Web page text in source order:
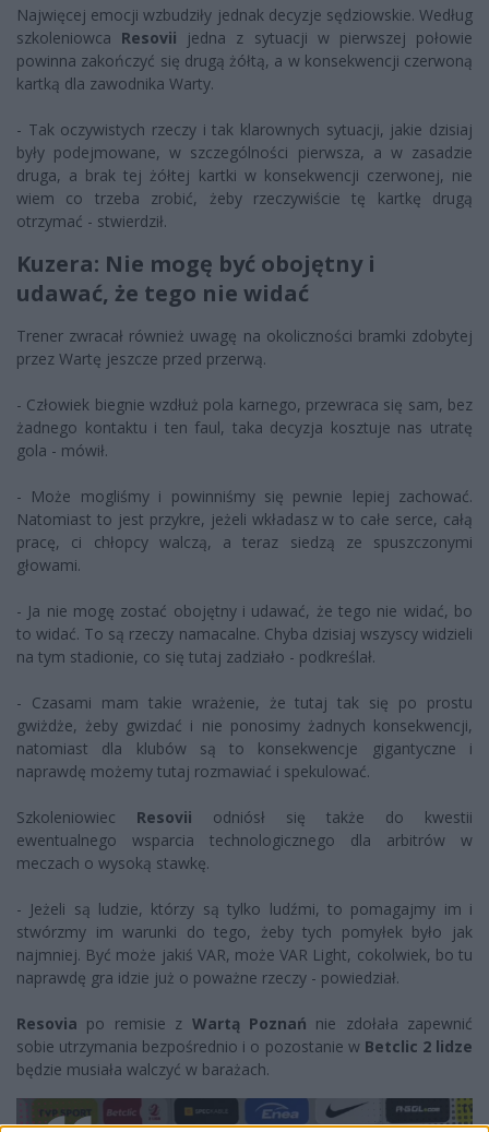
Najwięcej emocji wzbudziły jednak decyzje sędziowskie. Według
szkoleniowca Resovii jedna z sytuacji w pierwszej połowie
powinna zakończyć się drugą żółtą, a w konsekwencji czerwoną
kartką dla zawodnika Warty.
- Tak oczywistych rzeczy i tak klarownych sytuacji, jakie dzisiaj
były podejmowane, w szczególności pierwsza, a w zasadzie
druga, a brak tej żółtej kartki w konsekwencji czerwonej, nie
wiem co trzeba zrobić, żeby rzeczywiście tę kartkę drugą
otrzymać - stwierdził.
Kuzera: Nie mogę być obojętny i
udawać, że tego nie widać
Trener zwracał również uwagę na okoliczności bramki zdobytej
przez Wartę jeszcze przed przerwą.
- Człowiek biegnie wzdłuż pola karnego, przewraca się sam, bez
żadnego kontaktu i ten faul, taka decyzja kosztuje nas utratę
gola - mówił.
- Może mogliśmy i powinniśmy się pewnie lepiej zachować.
Natomiast to jest przykre, jeżeli wkładasz w to całe serce, całą
pracę, ci chłopcy walczą, a teraz siedzą ze spuszczonymi
głowami.
- Ja nie mogę zostać obojętny i udawać, że tego nie widać, bo
to widać. To są rzeczy namacalne. Chyba dzisiaj wszyscy widzieli
na tym stadionie, co się tutaj zadziało - podkreślał.
- Czasami mam takie wrażenie, że tutaj tak się po prostu
gwiżdże, żeby gwizdać i nie ponosimy żadnych konsekwencji,
natomiast dla klubów są to konsekwencje gigantyczne i
naprawdę możemy tutaj rozmawiać i spekulować.
Szkoleniowiec Resovii odniósł się także do kwestii
ewentualnego wsparcia technologicznego dla arbitrów w
meczach o wysoką stawkę.
- Jeżeli są ludzie, którzy są tylko ludźmi, to pomagajmy im i
stwórzmy im warunki do tego, żeby tych pomyłek było jak
najmniej. Być może jakiś VAR, może VAR Light, cokolwiek, bo tu
naprawdę gra idzie już o poważne rzeczy - powiedział.
Resovia po remisie z Wartą Poznań nie zdołała zapewnić
sobie utrzymania bezpośrednio i o pozostanie w Betclic 2 lidze
będzie musiała walczyć w barażach.